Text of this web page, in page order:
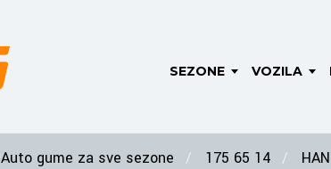
SEZONE VOZILA
Auto gume za sve sezone 175 65 14